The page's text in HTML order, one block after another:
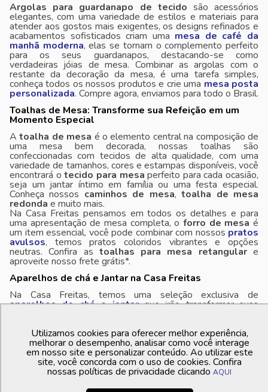
Argolas para guardanapo de tecido são acessórios
elegantes, com uma variedade de estilos e materiais para
atender aos gostos mais exigentes, os designs refinados e
acabamentos sofisticados criam uma mesa de café da
manhã moderna, elas se tornam o complemento perfeito
para os seus guardanapos, destacando-se como
verdadeiras jóias de mesa. Combinar as argolas com o
restante da decoração da mesa, é uma tarefa simples,
conheça todos os nossos produtos e crie uma mesa posta
personalizada. Compre agora, enviamos para todo o Brasil.
Toalhas de Mesa: Transforme sua Refeição em um
Momento Especial
Atoalha de mesa é o elemento central na composição de
uma mesa bem decorada, nossas toalhas são
confeccionadas com tecidos de alta qualidade, com uma
variedade de tamanhos, cores e estampas disponíveis, você
encontrará otecido para mesa perfeito para cada ocasião,
seja um jantar íntimo em família ou uma festa especial.
Conheça nossos caminhos de mesa,toalha de mesa
redonda e muito mais.
Na Casa Freitas pensamos em todos os detalhes e para
uma apresentação de mesa completa, o forro de mesa é
um item essencial, você pode combinar com nossos pratos
avulsos, temos pratos coloridos vibrantes e opções
neutras. Confira as toalhas para mesa retangulare
aproveite nosso frete grátis*.
Aparelhos de chá e Jantar na Casa Freitas
Na Casa Freitas, temos uma seleção exclusiva de
aparelhos de chá e jantarque irão transformar suas
sofisticados, nossos conjuntos não oferecem apenas
funcionalidade, mas também um toque de elegância e estilo
para a sua mesa posta. Deixe-se encantar pela seleção de
toalhas de mesa e guardanaposque irão transformar
sua mesa posta em um verdadeiro espetáculo visual.
Utilizamos cookies para oferecer melhor experiência,
melhorar o desempenho, analisar como você interage
em nosso site e personalizar conteúdo. Ao utilizar este
site, você concorda com o uso de cookies. Confira
nossas políticas de privacidade clicando AQUI